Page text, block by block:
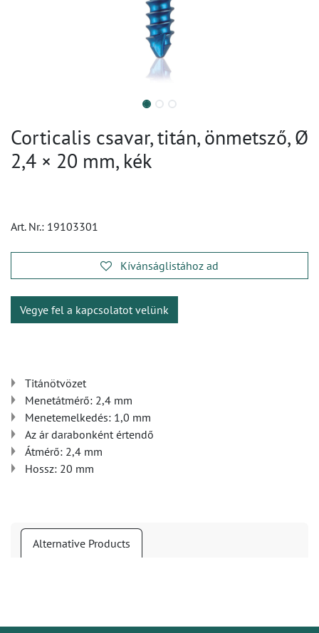
Corticalis csavar, titán, önmetsző, Ø
2,4 × 20 mm, kék
Art. Nr.: 19103301
Kívánságlistához ad
Vegye fel a kapcsolatot velünk
Titánötvözet
Menetátmérő: 2,4 mm
Menetemelkedés: 1,0 mm
Az ár darabonként értendő
Átmérő: 2,4 mm
Hossz: 20 mm
Alternative Products